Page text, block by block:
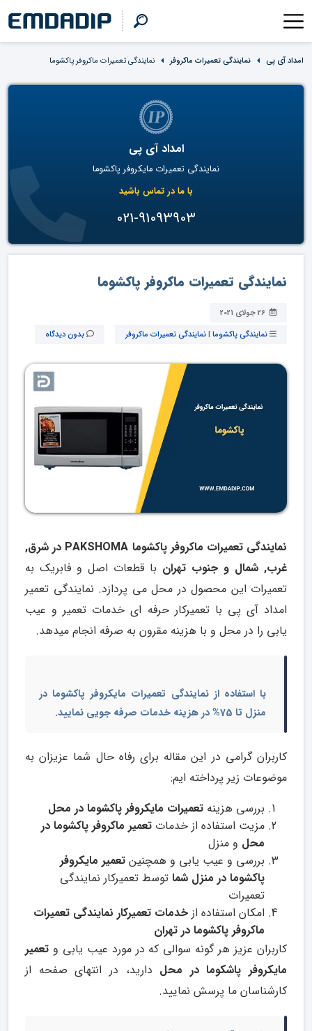
امداد آی پی نمایندگی تعمیرات ماکروفر نمایندگی تعمیرات ماکروفر پاکشوما
امداد آی پی
نمایندگی تعمیرات مایکروفر پاکشوما
با ما در تماس باشید
021-91093903
نمایندگی تعمیرات ماکروفر پاکشوما
نمایندگی پاکشوما |نمایندگی تعمیرات ماکروفر بدون دیدگاه
نمایندگی تعمیرات ماکروفر پاکشوما PAKSHOMA در شرق,
غرب, شمال و جنوب تهران با قطعات اصل و فابریک به
تعمیرات این محصول در محل می پردازد. نمایندگی تعمیر
امداد آی پی با تعمیرکار حرفه ای خدمات تعمیر و عیب
یابی را در محل و با هزینه مقرون به صرفه انجام میدهد.
با استفاده ازنمایندگی تعمیرات مایکروفر پاکشوما در
منزل تا 75% در هزینه خدمات صرفه جویی نمایید.
کاربران گرامی در این مقاله برای رفاه حال شما عزیزان به
موضوعات زیر پرداخته ایم:
بررسی هزینه تعمیرات مایکروفر پاکشوما در محل
مزیت استفاده از خدمات تعمیر ماکروفر پاکشوما در
محل و منزل
بررسی و عیب یابی و همچنین تعمیر مایکروفر
پاکشوما در منزل شما توسط تعمیرکار نمایندگی
تعمیرات
امکان استفاده از خدمات تعمیرکار نمایندگی تعمیرات
ماکروفر پاکشوما در تهران
کاربران عزیز هر گونه سوالی که در مورد عیب یابی و تعمیر
مایکروفر پاشکوما در محل دارید، در انتهای صفحه از
کارشناسان ما پرسش نمایید.